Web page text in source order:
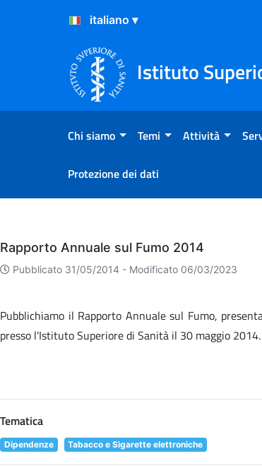
Salta al Contenuto
Salta al Footer
Istituto
Chi siamo Temi Attività
Protezione dei dati
Eventi
Rapporto Annuale sul Fumo 2014
Pubblicato 31/05/2014 - Modificato 06/03/2023
Pubblichiamo il Rapporto Annuale sul Fumo,
presso l'Istituto Superiore di Sanità il 30 maggio 2014.
Tematica
Dipendenze Tabacco e Sigarette elettroniche